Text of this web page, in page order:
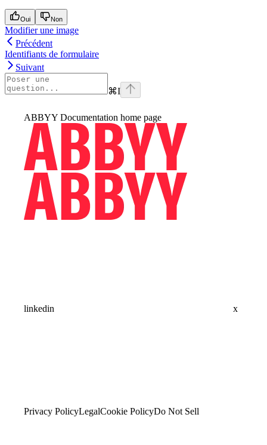
Oui Non
Modifier une image
Précédent
Identifiants de formulaire
Suivant
⌘I
ABBYY Documentation home page
linkedin x
Privacy PolicyLegalCookie PolicyDo Not Sell